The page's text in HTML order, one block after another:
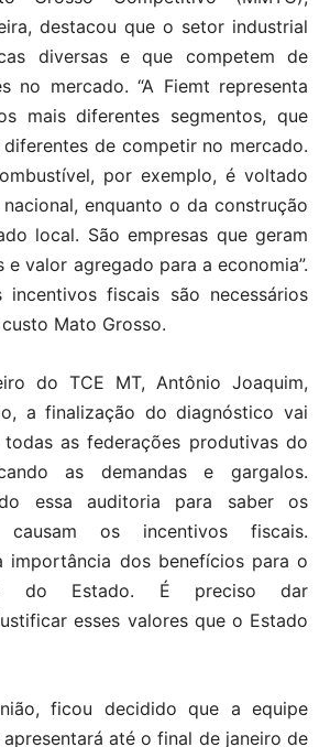
destacou que o setor industrial
diversas e que competem de
no mercado. “A Fiemt representa
mais diferentes segmentos, que
de competir no mercado.
por exemplo, é voltado
enquanto o da construção
local. São empresas que geram
e valor agregado para a economia”.
incentivos fiscais são necessários
Mato Grosso.
do TCE MT, Antônio Joaquim,
a finalização do diagnóstico vai
as federações produtivas do
as demandas e gargalos.
essa auditoria para saber os
os incentivos fiscais.
importância dos benefícios para o
do Estado. É preciso dar
esses valores que o Estado
ficou decidido que a equipe
até o final de janeiro de